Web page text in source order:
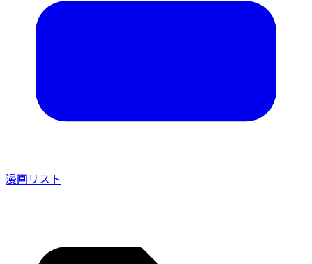
漫画リスト